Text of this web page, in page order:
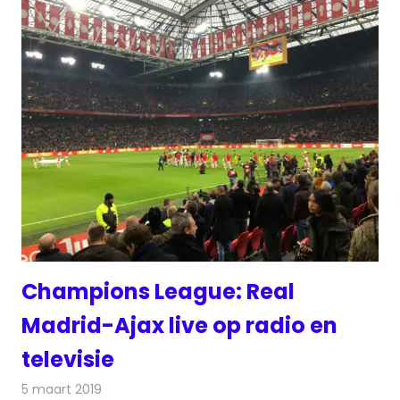
Champions League: Real
Madrid-Ajax live op radio en
televisie
5 maart 2019